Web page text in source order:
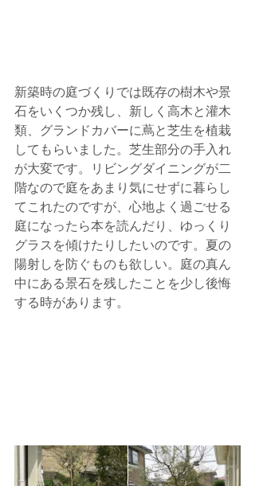
新築時の庭づくりでは既存の樹木や景
石をいくつか残し、新しく高木と灌木
類、グランドカバーに蔦と芝生を植栽
してもらいました。芝生部分の手入れ
が大変です。リビングダイニングが二
階なので庭をあまり気にせずに暮らし
てこれたのですが、心地よく過ごせる
庭になったら本を読んだり、ゆっくり
グラスを傾けたりしたいのです。夏の
陽射しを防ぐものも欲しい。庭の真ん
中にある景石を残したことを少し後悔
する時があります。